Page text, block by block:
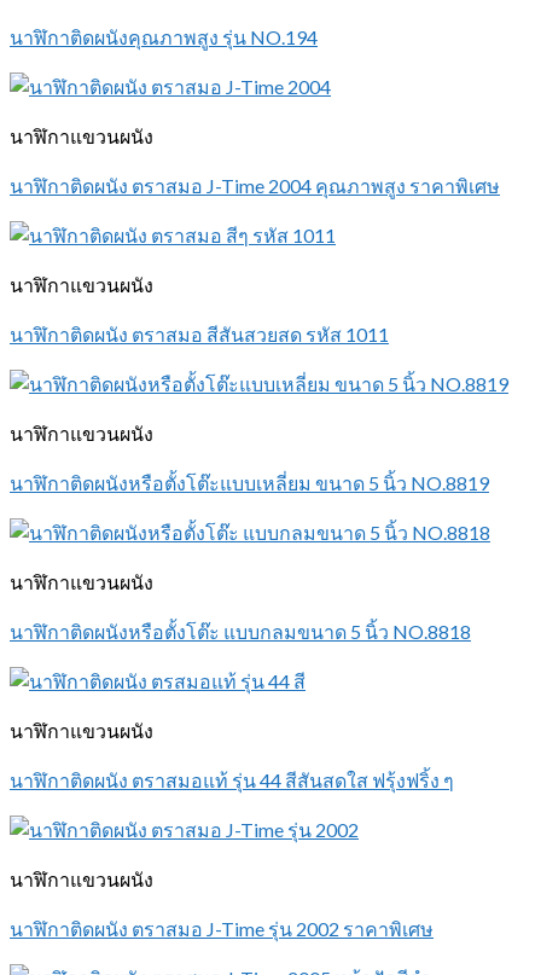
นาฬิกาติดผนังคุณภาพสูง รุ่น NO.194
นาฬิกาแขวนผนัง
นาฬิกาติดผนัง ตราสมอ J-Time 2004 คุณภาพสูง ราคาพิเศษ
นาฬิกาแขวนผนัง
นาฬิกาติดผนัง ตราสมอ สีสันสวยสด รหัส 1011
นาฬิกาแขวนผนัง
นาฬิกาติดผนังหรือตั้งโต๊ะแบบเหลี่ยม ขนาด 5 นิ้ว NO.8819
นาฬิกาแขวนผนัง
นาฬิกาติดผนังหรือตั้งโต๊ะ แบบกลมขนาด 5 นิ้ว NO.8818
นาฬิกาแขวนผนัง
นาฬิกาติดผนัง ตราสมอแท้ รุ่น 44 สีสันสดใส ฟรุ้งฟริ้ง ๆ
นาฬิกาแขวนผนัง
นาฬิกาติดผนัง ตราสมอ J-Time รุ่น 2002 ราคาพิเศษ